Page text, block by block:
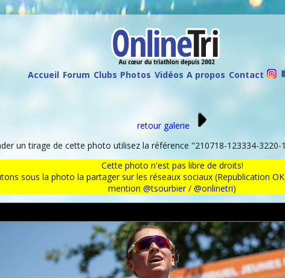
Accueil Forum Clubs Photos Vidéos A propos Contact
retour galerie
un tirage de cette photo utilisez la référence "210718-123334-3220-
Cette photo n'est pas libre de droits!
sous la photo la partager sur les réseaux sociaux (Republication
mention @tsourbier/ @onlinetri)